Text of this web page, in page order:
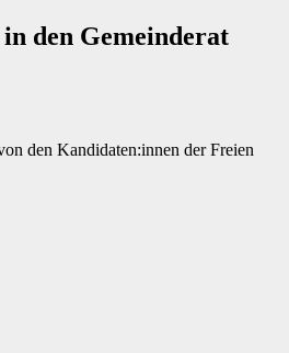
den Gemeinderat
den Kandidaten:innen der Freien